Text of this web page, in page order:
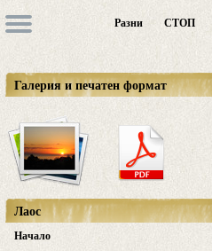
Разни СТОП
Галерия и печатен формат
Лаос
Начало